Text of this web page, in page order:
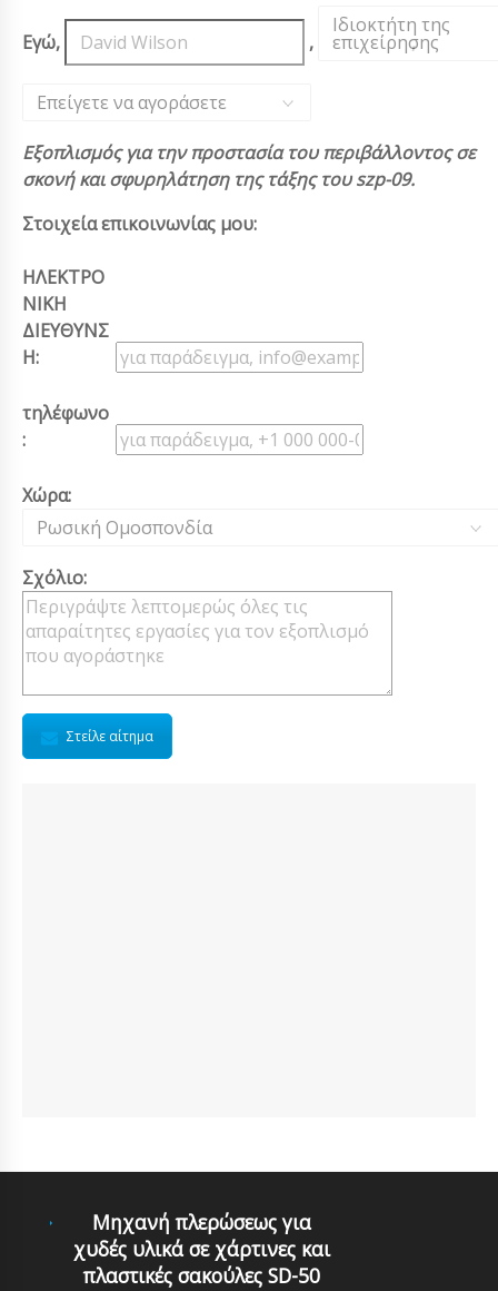
Εγώ, ,
Ιδιοκτήτη της
επιχείρησης
,
Επείγετε να αγοράσετε
Εξοπλισμός για την προστασία του περιβάλλοντος σε
σκονή και σφυρηλάτηση της τάξης του szp-09.
Στοιχεία επικοινωνίας μου:
ΗΛΕΚΤΡΟ
ΝΙΚΗ
ΔΙΕΥΘΥΝΣ
Η:
τηλέφωνο
:
Χώρα:
Ρωσική Ομοσπονδία
Σχόλιο:
Στείλε αίτημα
Mηχανή πλερώσεως για
χυδές υλικά σε χάρτινες και
πλαστικές σακούλες SD-50